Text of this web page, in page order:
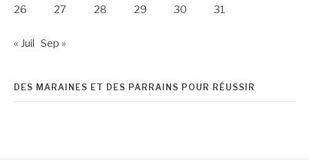
26
27 28 29 30 31
« Juil Sep »
DES MARAINES ET DES PARRAINS POUR RÉUSSIR